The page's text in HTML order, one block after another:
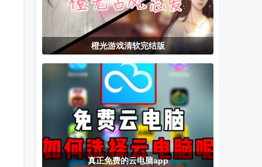
原神池鸳直装
捕鱼炸翻天
Citron模拟器
滴答咔哒2PC
电脑版(跳跃解
谜游戏)
光明记忆无限
内置mod菜单
版(Bright
Memory
Rayadillo移动
版游戏
橙光游戏清软完结版
真正免费的云电脑app